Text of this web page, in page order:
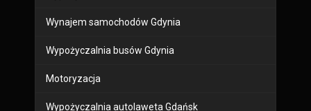
Wynajem samochodów Gdynia
Wypożyczalnia busów Gdynia
Motoryzacja
Wypożyczalnia autolaweta Gdańsk